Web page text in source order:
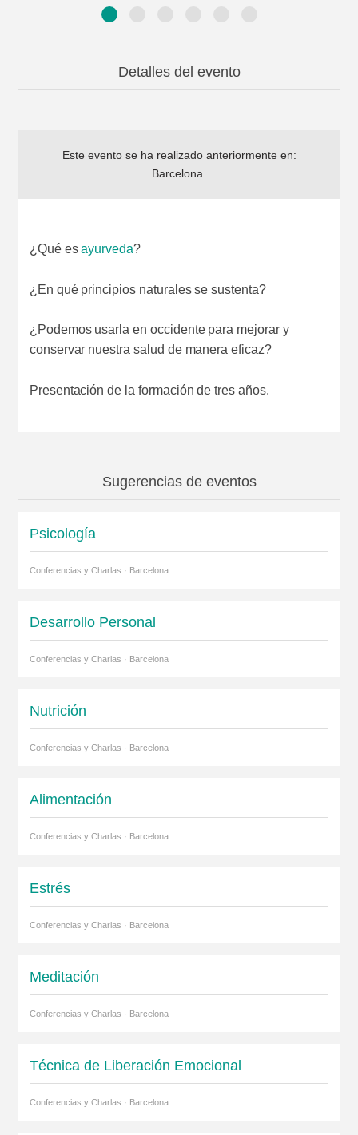
Detalles del evento
Este evento se ha realizado anteriormente en:
Barcelona
¿Qué esayurveda?
¿En qué principios naturales se sustenta?
¿Podemos usarla en occidente para mejorar y
conservar nuestra salud de manera eficaz?
Presentación de la formación de tres años.
Sugerencias de eventos
Psicología
Conferencias y Charlas · Barcelona
Desarrollo Personal
Conferencias y Charlas · Barcelona
Nutrición
Conferencias y Charlas · Barcelona
Alimentación
Conferencias y Charlas · Barcelona
Estrés
Conferencias y Charlas · Barcelona
Meditación
Conferencias y Charlas · Barcelona
Técnica de Liberación Emocional
Conferencias y Charlas · Barcelona